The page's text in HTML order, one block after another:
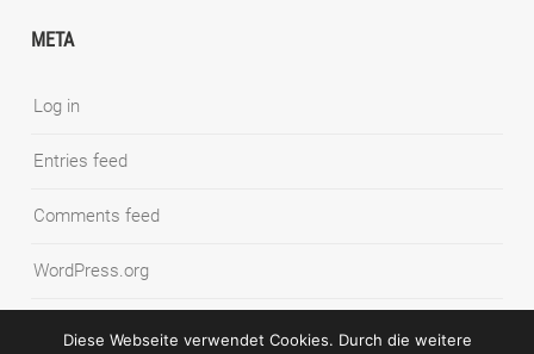
META
Log in
Entries feed
Comments feed
WordPress.org
Diese Webseite verwendet Cookies. Durch die weitere